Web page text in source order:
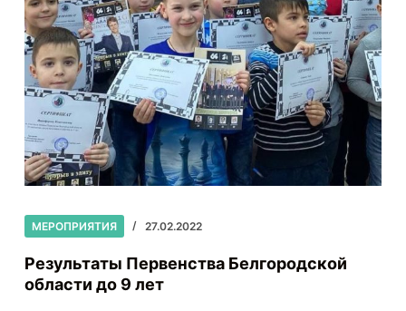
МЕРОПРИЯТИЯ 27.02.2022
Результаты Первенства Белгородской
области до 9 лет